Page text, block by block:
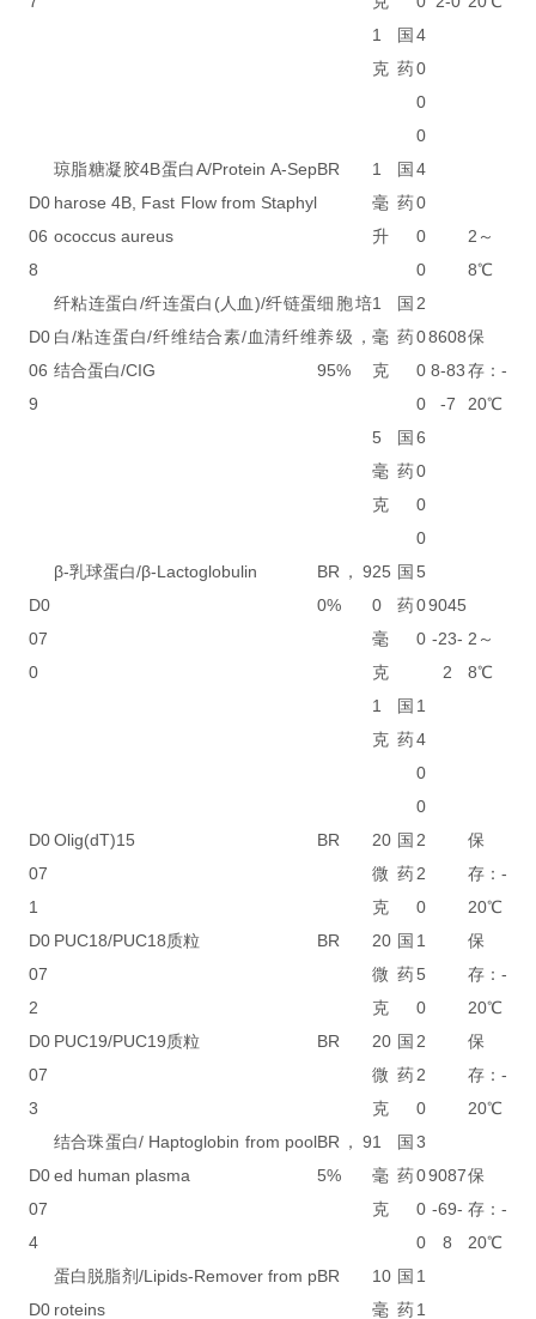
1
克
国
药
4
0
0
0
D0
06
8
琼脂糖凝胶4B蛋白A/Protein A-Sep
harose 4B, Fast Flow from Staphyl
ococcus aureus
BR
1
毫
升
国
药
4
0
0
0
2～
8℃
D0
06
9
纤粘连蛋白/纤连蛋白(人血)/纤链蛋
白/粘连蛋白/纤维结合素/血清纤维
结合蛋白/CIG
细胞培
养级，
95%
1
毫
克
国
药
2
0
0
0
8608
8-83
-7
保
存：-
20℃
5
毫
克
国
药
6
0
0
0
D0
07
0
β-乳球蛋白/β-Lactoglobulin
BR，9
0%
25
0
毫
克
国
药
5
0
0
9045
-23-
2
2～
8℃
1
克
国
药
1
4
0
0
D0
07
1
Olig(dT)15 BR
20
微
克
国
药
2
2
0
保
存：-
20℃
D0
07
2
PUC18/PUC18质粒 BR
20
微
克
国
药
1
5
0
保
存：-
20℃
D0
07
3
PUC19/PUC19质粒 BR
20
微
克
国
药
2
2
0
保
存：-
20℃
D0
07
4
结合珠蛋白/ Haptoglobin from pool
ed human plasma
BR，9
5%
1
毫
克
国
药
3
0
0
0
9087
-69-
8
保
存：-
20℃
D0
蛋白脱脂剂/Lipids-Remover from p
roteins
BR
10
毫
国
药
1
1